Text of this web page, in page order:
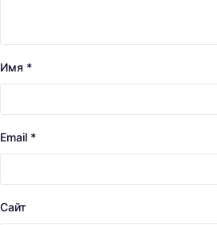
Имя *
Email *
Сайт